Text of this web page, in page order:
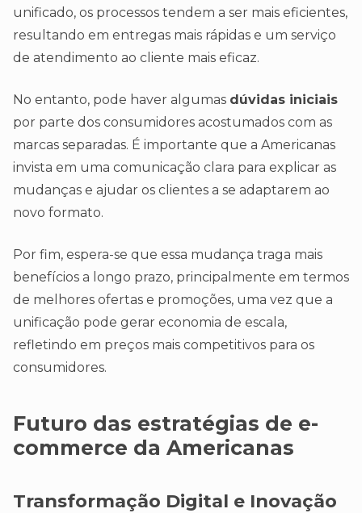
unificado, os processos tendem a ser mais eficientes,
resultando em entregas mais rápidas e um serviço
de atendimento ao cliente mais eficaz.
No entanto, pode haver algumas dúvidas iniciais
por parte dos consumidores acostumados com as
marcas separadas. É importante que a Americanas
invista em uma comunicação clara para explicar as
mudanças e ajudar os clientes a se adaptarem ao
novo formato.
Por fim, espera-se que essa mudança traga mais
benefícios a longo prazo, principalmente em termos
de melhores ofertas e promoções, uma vez que a
unificação pode gerar economia de escala,
refletindo em preços mais competitivos para os
consumidores.
Futuro das estratégias de e-
commerce da Americanas
Transformação Digital e Inovação